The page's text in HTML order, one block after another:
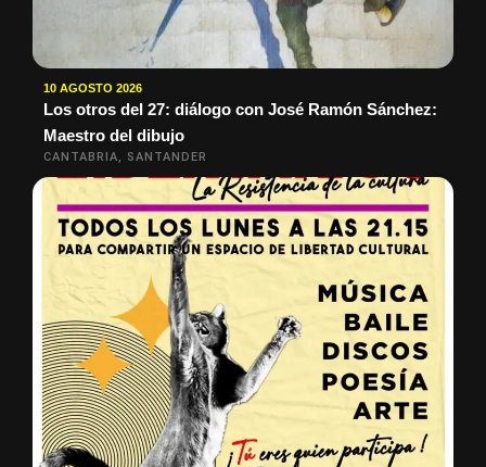
10 AGOSTO 2026
Los otros del 27: diálogo con José Ramón Sánchez:
Maestro del dibujo
CANTABRIA, SANTANDER